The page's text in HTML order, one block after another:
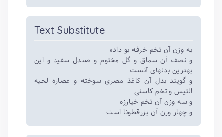
Text Substitute
به وزن آن تخم خرفه بو داده
و نصف آن سماق و گل مختوم و صندل سفید و این
بهترین بدلهای آنست
و گویند بدل آن کاغذ مصری سوخته و عصاره لحیه
التیس و تخم کاسنی
و سه وزن آن تخم خیارزه
و چهار وزن آن بزرقطونا است